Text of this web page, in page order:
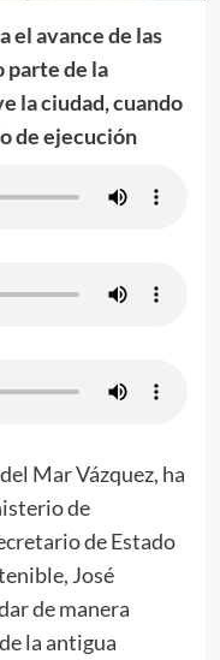
el avance de las
parte de la
la ciudad, cuando
de ejecución
Mar Vázquez, ha
de
de Estado
José
de manera
la antigua